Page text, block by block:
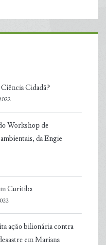
Cidadã?
Workshop de
da Engie
Curitiba
ação bilionária contra
em Mariana